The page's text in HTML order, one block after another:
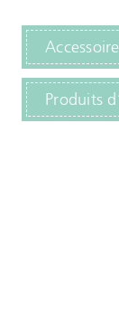
Produits